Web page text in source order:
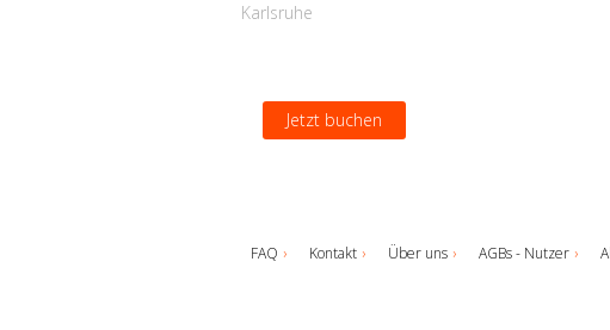
Karlsruhe
Jetzt buchen
FAQ Kontakt Über uns AGBs - Nutzer